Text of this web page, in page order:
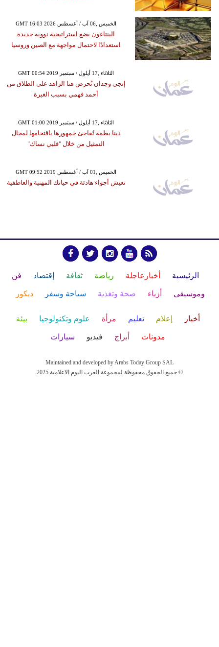
GMT 16:03 2026 الخميس ,06 آب / أغسطس
البنتاغون يضع استراتيجية نووية جديدة
استعدادًا لاحتمال مواجهة مع الصين وروسيا
GMT 00:54 2019 الثلاثاء ,17 أيلول / سبتمبر
إنجي وجدان تُحرض هنا الزاهد على الطلاق من
أحمد فهمي بسبب الغيرة
GMT 01:00 2019 الثلاثاء ,17 أيلول / سبتمبر
دينا بطمة تُفاجئ جمهورها باقتحامها لمجال
التمثيل من خلال "قلبي نساك"
GMT 09:52 2019 الخميس ,01 آب / أغسطس
تعيش أجواء هادئة في حياتك المهنية والعاطفية
الرئيسية أخبارعاجلة رياضة ثقافة إقتصاد فن
وموسيقى أزياء صحة وتغذية سياحة وسفر ديكور
أخبار إعلام تعليم مرأة علوم وتكنولوجيا بيئة
مدونات أبراج فيديو سيارات
Maintained and developed by Arabs Today Group SAL
جميع الحقوق محفوظة لمجموعة العرب اليوم الاعلامية 2025 ©